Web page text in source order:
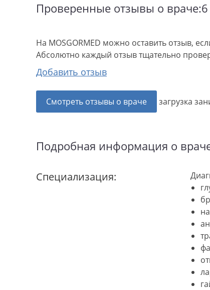
Проверенные отзывы о враче:6
На MOSGORMED можно оставить отзыв,
Абсолютно каждый отзыв тщательно
Добавить отзыв
Смотреть отзывы о враче загрузка
Подробная информация о
Специализация: